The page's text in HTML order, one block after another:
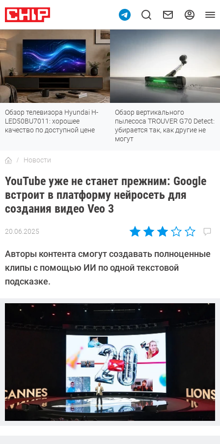
Обзор телевизора Hyundai H-
LED50BU7011: хорошее
качество по доступной цене
Обзор вертикального
пылесоса TROUVER G70 Detect:
убирается так, как другие не
могут
Новости
YouTube уже не станет прежним: Google
встроит в платформу нейросеть для
создания видео Veo 3
20.06.2025
Автор:
Довлатова
Авторы контента смогут создавать полноценные
клипы с помощью ИИ по одной текстовой
подсказке.